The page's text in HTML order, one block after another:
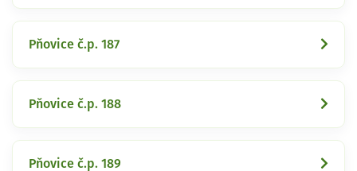
Pňovice č.p. 187
Pňovice č.p. 188
Pňovice č.p. 189